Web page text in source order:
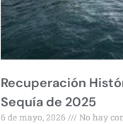
Recuperación
Sequía de 2025
6 de mayo, 2026 No hay